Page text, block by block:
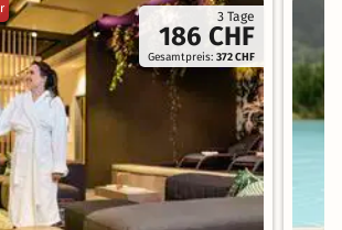
3 Tage
186 CHF
Gesamtpreis:372 CHF